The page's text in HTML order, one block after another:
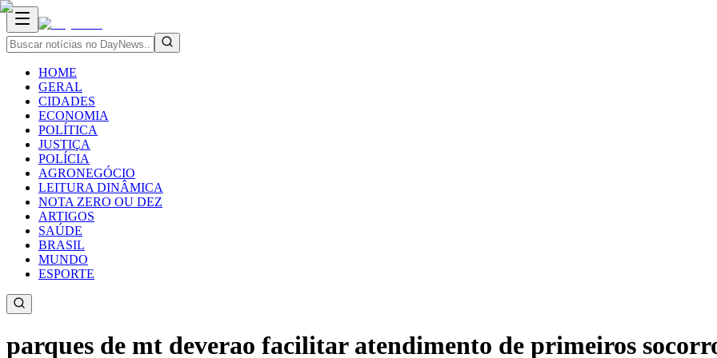
HOME
GERAL
CIDADES
ECONOMIA
POLÍTICA
JUSTIÇA
POLÍCIA
AGRONEGÓCIO
LEITURA DINÂMICA
NOTA ZERO OU DEZ
ARTIGOS
SAÚDE
BRASIL
MUNDO
ESPORTE
parques de mt deverao facilitar atendimento de primeiros